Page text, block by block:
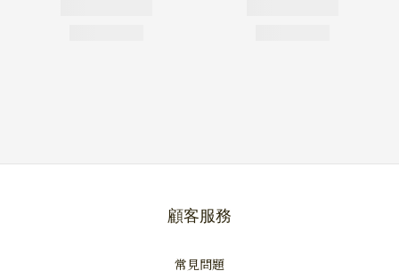
顧客服務
常見問題